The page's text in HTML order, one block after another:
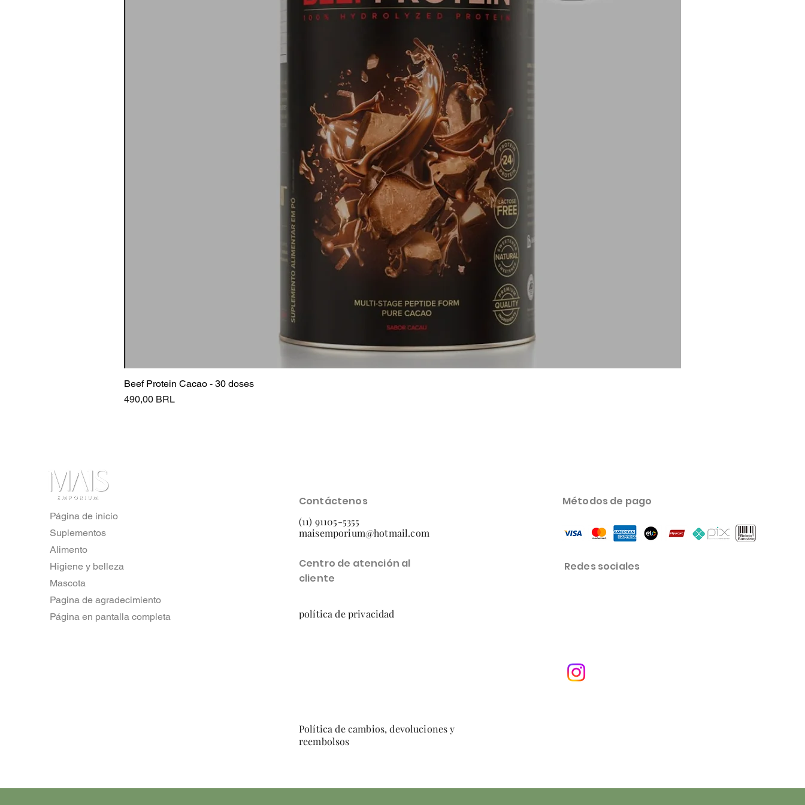
Beef Protein Cacao - 30 doses
Precio
490,00 BRL
Página de inicio
Suplementos
Alimento
Higiene y belleza
Mascota
Pagina de agradecimiento
Página en pantalla completa
Contáctenos
(11) 91105-5355
maisemporium@hotmail.com
Centro de atención al
cliente
Métodos de pago
Redes sociales
política de privacidad
Política de cambios, devoluciones y
reembolsos